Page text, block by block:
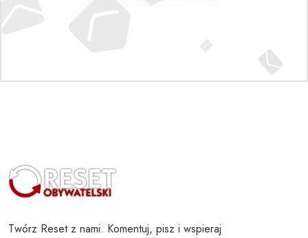
Twórz Reset z nami. Komentuj, pisz i wspieraj